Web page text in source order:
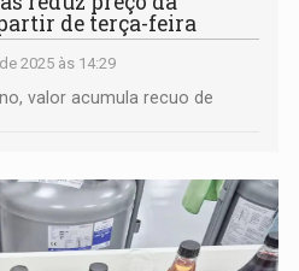
de terça-feira
2025 às 14:29
valor acumula recuo de